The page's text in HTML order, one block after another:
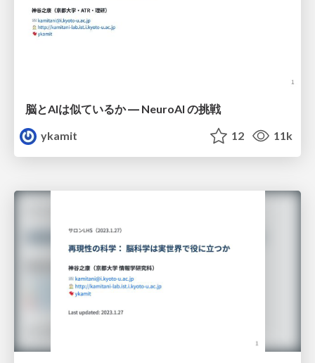
脳とAIは似ているか ― NeuroAI の挑戦
ykamit
12 11k